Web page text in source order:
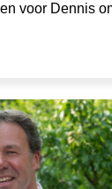
voor Dennis
de